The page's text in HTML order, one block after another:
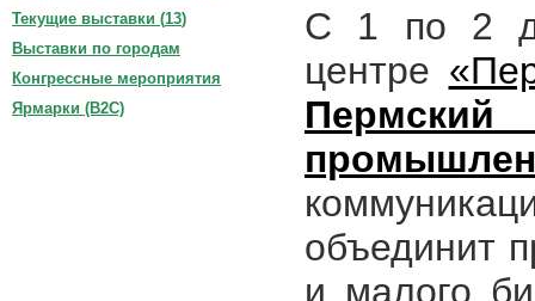
С 1 по 2
центре
объединит
и малого
Текущие выставки (13)
Выставки по городам
Конгрессные мероприятия
Ярмарки (B2C)